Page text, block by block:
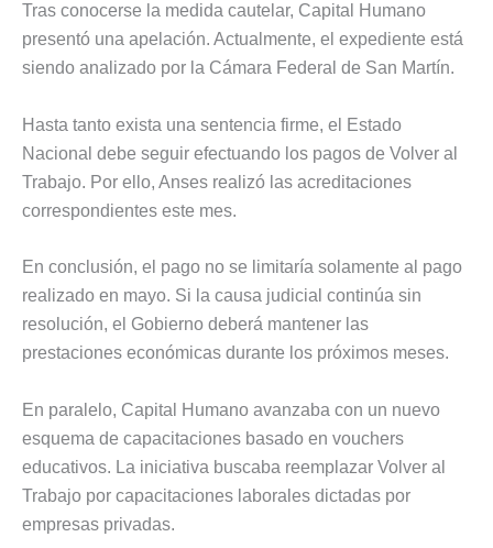
Tras conocerse la medida cautelar, Capital Humano
presentó una apelación. Actualmente, el expediente está
siendo analizado por la Cámara Federal de San Martín.
Hasta tanto exista una sentencia firme, el Estado
Nacional debe seguir efectuando los pagos de Volver al
Trabajo. Por ello, Anses realizó las acreditaciones
correspondientes este mes.
En conclusión, el pago no se limitaría solamente al pago
realizado en mayo. Si la causa judicial continúa sin
resolución, el Gobierno deberá mantener las
prestaciones económicas durante los próximos meses.
En paralelo, Capital Humano avanzaba con un nuevo
esquema de capacitaciones basado en vouchers
educativos. La iniciativa buscaba reemplazar Volver al
Trabajo por capacitaciones laborales dictadas por
empresas privadas.